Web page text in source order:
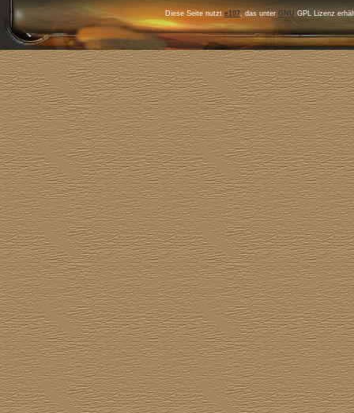
Diese Seite nutzt e107, das unter GNU GPL Lizenz